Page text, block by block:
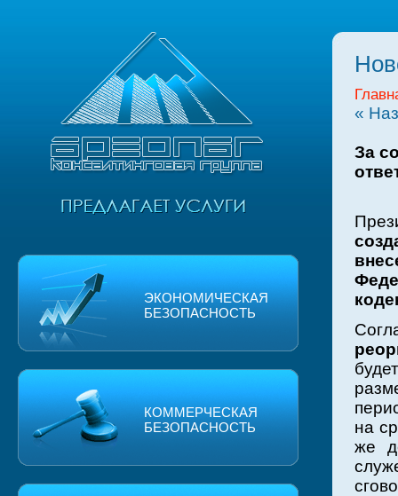
ЭКОНОМИЧЕСКАЯ
БЕЗОПАСНОСТЬ
КОММЕРЧЕСКАЯ
БЕЗОПАСНОСТЬ
«
За
на
же